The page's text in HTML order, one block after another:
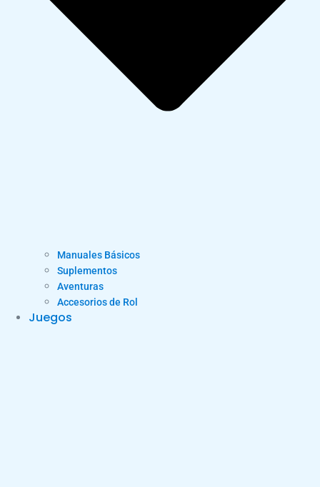
Manuales Básicos
Suplementos
Aventuras
Accesorios de Rol
Juegos